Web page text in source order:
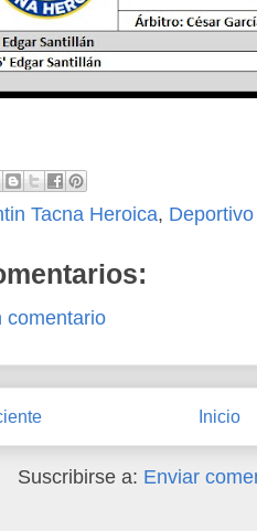
Tacna Heroica,
comentario
Inicio
Suscribirse a: Enviar